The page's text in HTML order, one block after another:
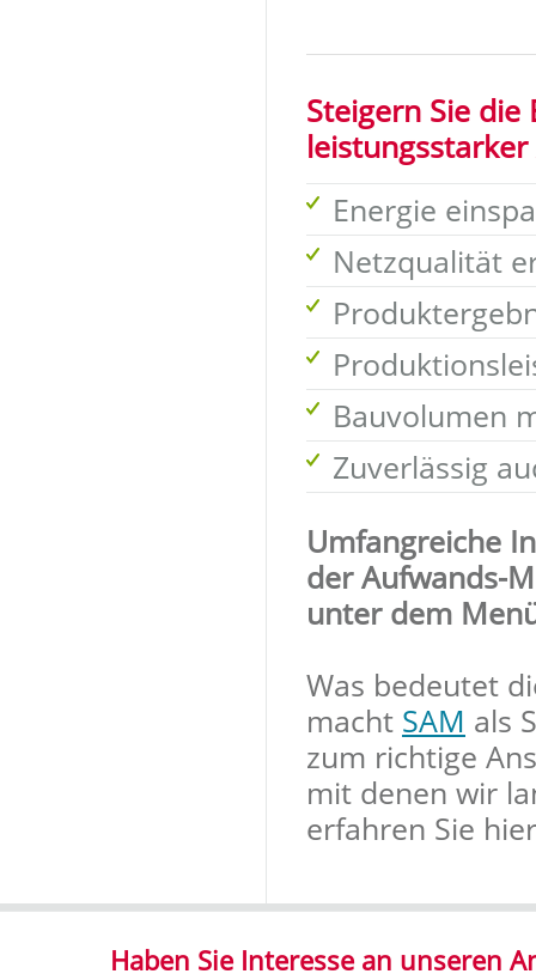
Steigern Sie
Energie
Netzqualität
Bauvolumen
Zuverlässig
Umfangreiche
der Aufwands-
unter dem
Was bedeutet
macht SAM als
zum richtige
mit denen wir
erfahren Sie
Haben Sie Interesse an unseren